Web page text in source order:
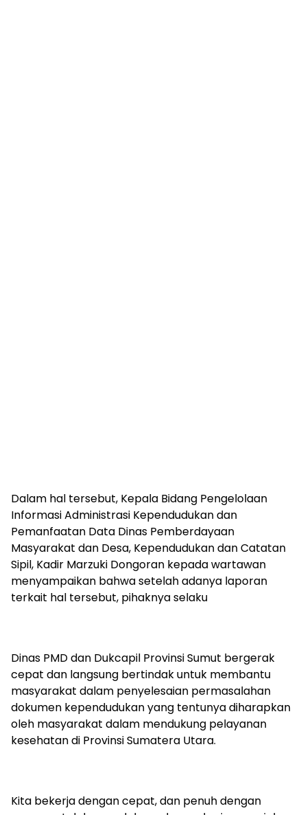
Dalam hal tersebut, Kepala Bidang Pengelolaan
Informasi Administrasi Kependudukan dan
Pemanfaatan Data Dinas Pemberdayaan
Masyarakat dan Desa, Kependudukan dan Catatan
Sipil, Kadir Marzuki Dongoran kepada wartawan
menyampaikan bahwa setelah adanya laporan
terkait hal tersebut, pihaknya selaku
Dinas PMD dan Dukcapil Provinsi Sumut bergerak
cepat dan langsung bertindak untuk membantu
masyarakat dalam penyelesaian permasalahan
dokumen kependudukan yang tentunya diharapkan
oleh masyarakat dalam mendukung pelayanan
kesehatan di Provinsi Sumatera Utara.
Kita bekerja dengan cepat, dan penuh dengan